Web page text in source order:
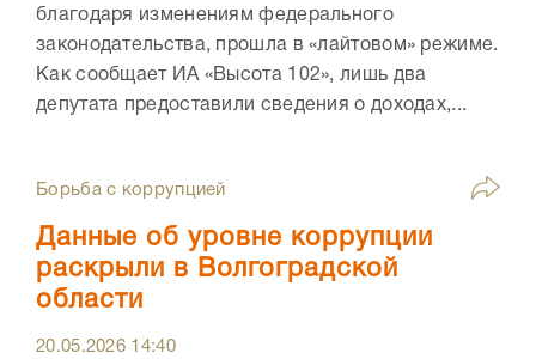
благодаря изменениям федерального
законодательства, прошла в «лайтовом» режиме.
Как сообщает ИА «Высота 102», лишь два
депутата предоставили сведения о доходах,...
Борьба с коррупцией
Данные об уровне коррупции
раскрыли в Волгоградской
области
20.05.2026 14:40